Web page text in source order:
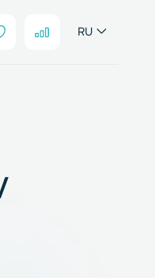
звонок
3.7V